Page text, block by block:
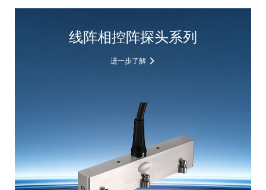
线阵相控阵探头系列
进一步了解